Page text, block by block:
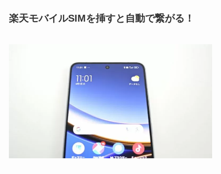
楽天モバイルSIMを挿すと自動で繋がる！